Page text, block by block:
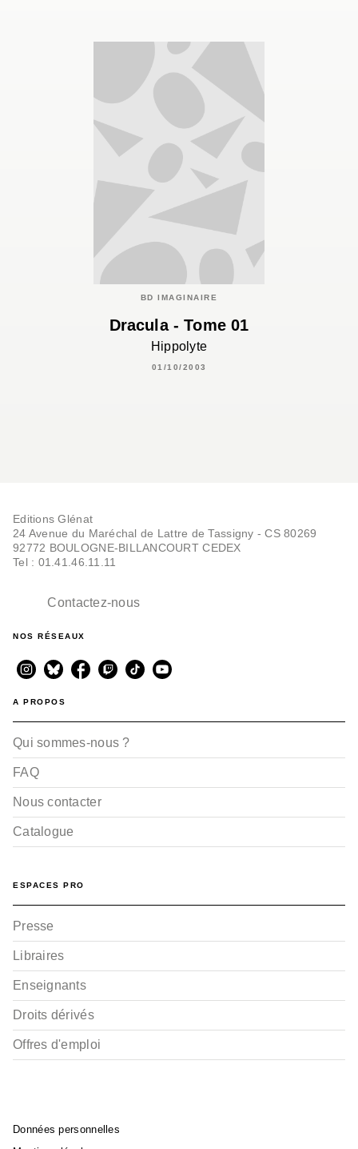
BD IMAGINAIRE
Dracula - Tome 01
Hippolyte
01/10/2003
Editions Glénat
24 Avenue du Maréchal de Lattre de Tassigny - CS 80269
92772 BOULOGNE-BILLANCOURT CEDEX
Tel : 01.41.46.11.11
Contactez-nous
NOS RÉSEAUX
A PROPOS
Qui sommes-nous ?
FAQ
Nous contacter
Catalogue
ESPACES PRO
Presse
Libraires
Enseignants
Droits dérivés
Offres d'emploi
Données personnelles